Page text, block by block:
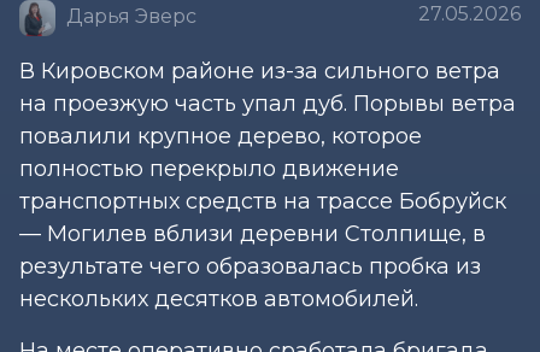
Дарья Эверс 27.05.2026
В Кировском районе из-за сильного ветра
на проезжую часть упал дуб. Порывы ветра
повалили крупное дерево, которое
полностью перекрыло движение
транспортных средств на трассе Бобруйск
— Могилев вблизи деревни Столпище, в
результате чего образовалась пробка из
нескольких десятков автомобилей.